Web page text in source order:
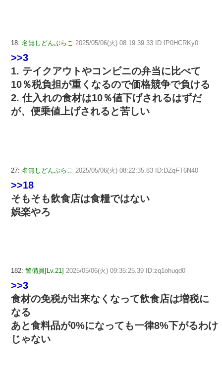
18: 名無しどんぶらこ 2025/05/06(火) 08:19:39.33 ID:fP0HCRKy0
>>3
1. テイクアウトやコンビニの弁当に比べて
10％税負担が重くなるので価格競争で負ける
2. 仕入れの食材は10％値下げされるはずだ
が、便乗値上げされると苦しい
27: 名無しどんぶらこ 2025/05/06(火) 08:22:35.83 ID:DZqFT6N40
>>18
そもそも飲食店は食糧ではない
娯楽やろ
182: 警備員[Lv.21] 2025/05/06(火) 09:35:25.39 ID:zq1ohuqd0
>>3
食材の免税が出来なくなって飲食店は増税に
なる
あと食料品が0%になっても一律8%下がるわけ
じゃない